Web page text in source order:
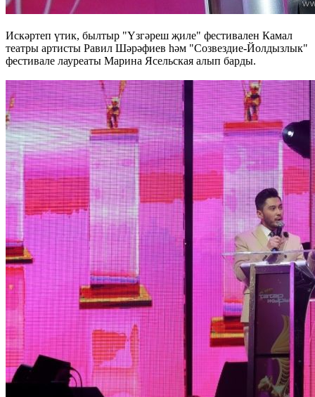
Искәртеп үтик, былтыр "Үзгәреш җиле" фестивален Камал
театры артисты Равил Шәрәфиев һәм "Созвездие-Йолдызлык"
фестивале лауреаты Марина Ясельская алып барды.